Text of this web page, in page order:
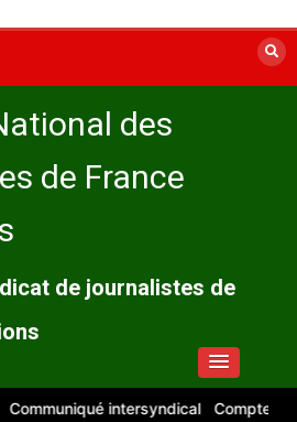
des
de France
de journalistes de
intersyndical Compte-